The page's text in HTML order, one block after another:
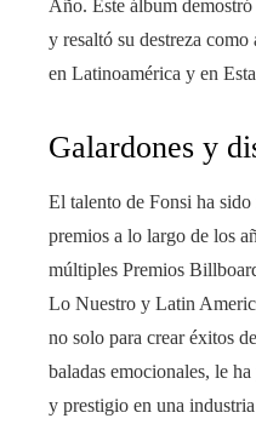
Año. Este álbum
y resaltó su destreza
en Latinoamérica y en
Galardones y
El talento de Fonsi ha
premios a lo largo de los
múltiples Premios
Lo Nuestro y Latin
no solo para crear éxitos
baladas emocionales, le
y prestigio en una